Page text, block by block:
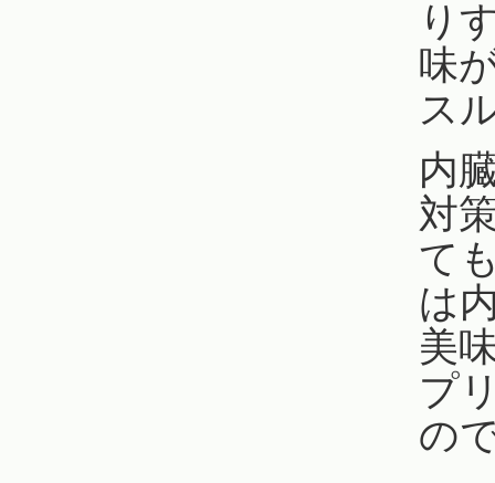
り
味
ス
内
対
て
は
美
プ
の